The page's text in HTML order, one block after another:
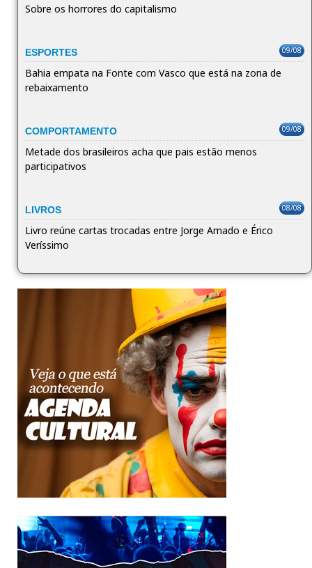
Sobre os horrores do capitalismo
ESPORTES 09/08
Bahia empata na Fonte com Vasco que está na zona de
rebaixamento
COMPORTAMENTO 09/08
Metade dos brasileiros acha que pais estão menos
participativos
LIVROS 08/08
Livro reúne cartas trocadas entre Jorge Amado e Érico
Veríssimo